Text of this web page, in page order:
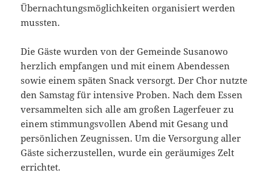
Übernachtungsmöglichkeiten organisiert werden
mussten.
Die Gäste wurden von der Gemeinde Susanowo
herzlich empfangen und mit einem Abendessen
sowie einem späten Snack versorgt. Der Chor nutzte
den Samstag für intensive Proben. Nach dem Essen
versammelten sich alle am großen Lagerfeuer zu
einem stimmungsvollen Abend mit Gesang und
persönlichen Zeugnissen. Um die Versorgung aller
Gäste sicherzustellen, wurde ein geräumiges Zelt
errichtet.